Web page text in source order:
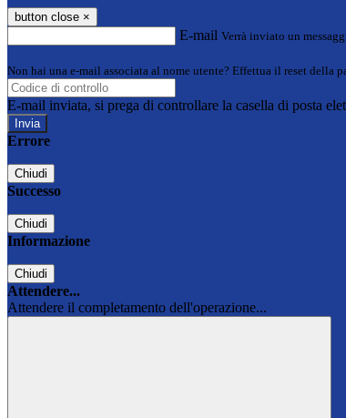
button close ×
E-mail Verrà inviato un
Non hai una e-mail associata al nome utente? Effettua il reset della
E-mail inviata, si prega di controllare la casella di posta
Errore
Chiudi
Successo
Chiudi
Informazione
Chiudi
Attendere...
Attendere il completamento dell'operazione...